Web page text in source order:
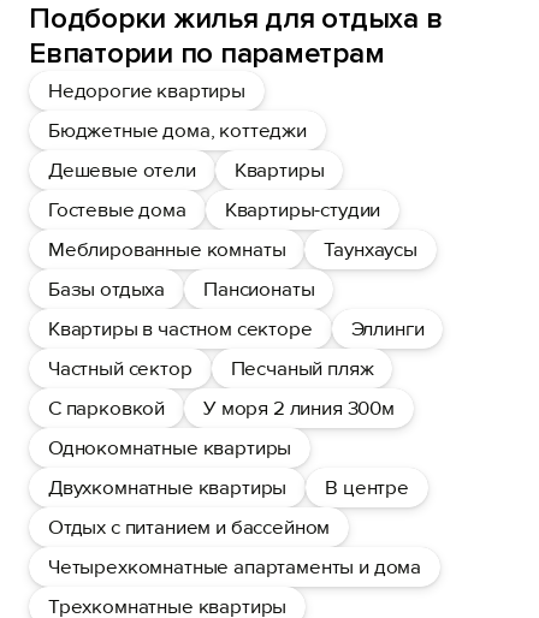
Подборки жилья для отдыха в
Евпатории по параметрам
Недорогие квартиры
Бюджетные дома, коттеджи
Дешевые отели
Квартиры
Гостевые дома
Квартиры-студии
Меблированные комнаты
Таунхаусы
Базы отдыха
Пансионаты
Квартиры в частном секторе
Эллинги
Частный сектор
Песчаный пляж
С парковкой
У моря 2 линия 300м
Однокомнатные квартиры
Двухкомнатные квартиры
В центре
Отдых с питанием и бассейном
Четырехкомнатные апартаменты и дома
Трехкомнатные квартиры